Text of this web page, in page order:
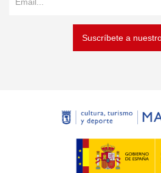
Suscríbete a